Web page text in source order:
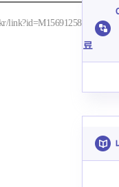
link?id=M15691258
료